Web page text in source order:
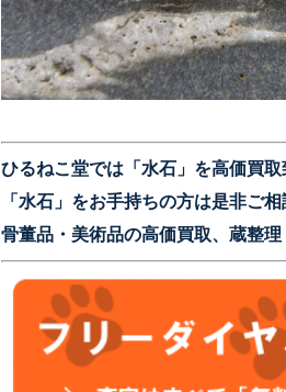
ひるねこ堂では「水石」を高価買取
「水石」をお手持ちの方は是非ご相
骨董品・美術品の高価買取、蔵整